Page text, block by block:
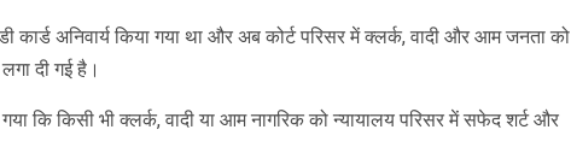
अनिवार्य किया गया था और अब कोर्ट परिसर में क्लर्क, वादी और आम जनता को
दी गई है।
कि किसी भी क्लर्क, वादी या आम नागरिक को न्यायालय परिसर में सफेद शर्ट और